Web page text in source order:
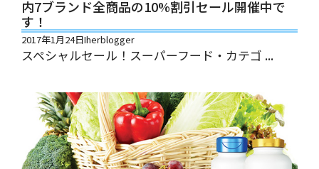
内7ブランド全商品の10%割引セール開催中で
す！
2017年1月24日Iherblogger
スペシャルセール！スーパーフード・カテゴ ...